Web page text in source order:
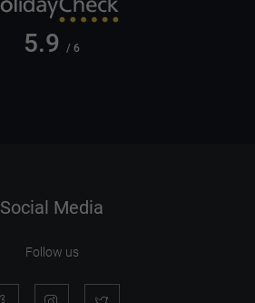
5.9 / 6
Social Media
Follow us